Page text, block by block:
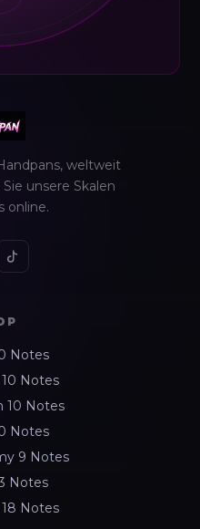
weltweit
unsere Skalen
online.
Notes
Notes
10 Notes
Notes
9 Notes
Notes
Notes